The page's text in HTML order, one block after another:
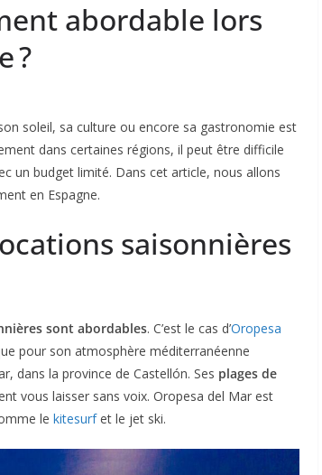
abordable lors
?
soleil, sa culture ou encore sa gastronomie est
dans certaines régions, il peut être difficile
un budget limité. Dans cet article, nous allons
en Espagne.
saisonnières
sont abordables. C’est le cas d’Oropesa
pour son atmosphère méditerranéenne
dans la province de Castellón. Ses plages de
vous laisser sans voix. Oropesa del Mar est
le kitesurfet le jet ski.